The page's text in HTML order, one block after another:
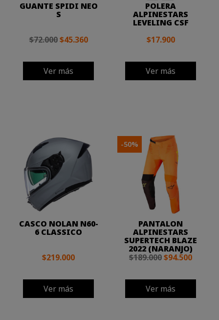
GUANTE SPIDI NEO
S
$72.000 $45.360
Ver más
POLERA
ALPINESTARS
LEVELING CSF
$17.900
Ver más
CASCO NOLAN N60-
6 CLASSICO
$219.000
Ver más
PANTALON
ALPINESTARS
SUPERTECH BLAZE
2022 (NARANJO)
$189.000$94.500
Ver más
-50%